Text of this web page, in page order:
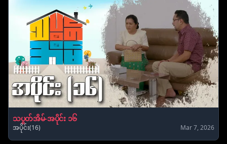
သပွတ်အိမ်-အပိုင်း ၁၆
အပိုင်း(16) Mar 7, 2026